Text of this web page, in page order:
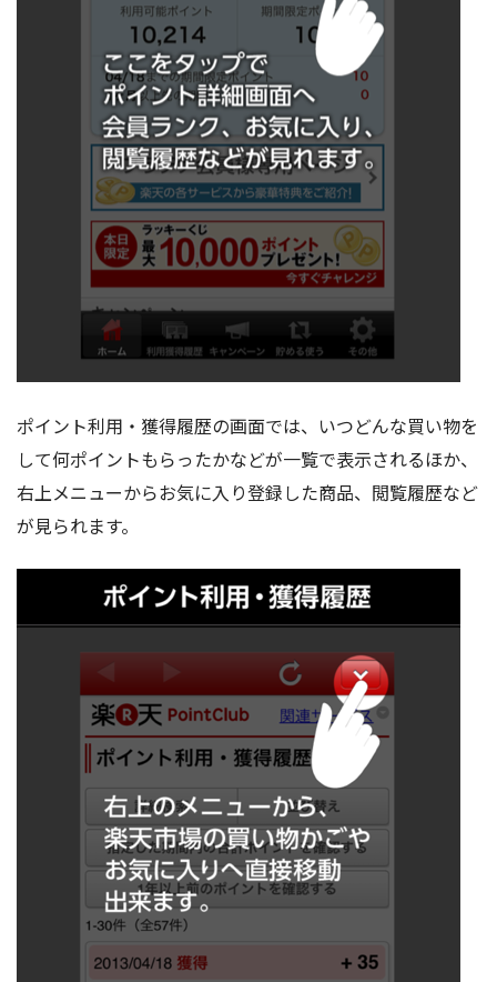
ポイント利用・獲得履歴の画面では、いつどんな買い物を
して何ポイントもらったかなどが一覧で表示されるほか、
右上メニューからお気に入り登録した商品、閲覧履歴など
が見られます。